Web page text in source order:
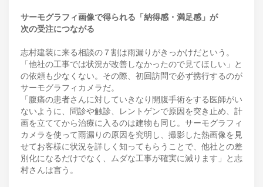
サーモグラフィ画像で得られる「納得感・満足感」が
次の受注につながる
志村建装に来る相談の７割は雨漏りがきっかけだという。
「他社の工事では状況が改善しなかったので見てほしい」と
の依頼も少なくない。その際、初回訪問で必ず携行するのが
サーモグラフィカメラだ。
「腹痛の患者さんに対していきなり開腹手術をする医師がい
ないように、問診や触診、レントゲンで原因を突き止め、計
画を立ててから治療に入るのは建物も同じ。サーモグラフィ
カメラを使って雨漏りの原因を究明し、撮影した熱画像を見
せてお客様に状況を詳しく知ってもらうことで、他社との差
別化になるだけでなく、ムダな工事が確実に減ります」と志
村さんは言う。